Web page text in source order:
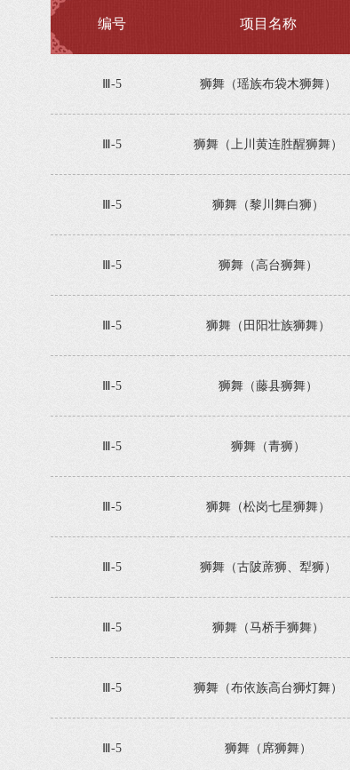
编号 项目名称
Ⅲ-5 狮舞（瑶族布袋木狮舞）
Ⅲ-5 狮舞（上川黄连胜醒狮舞）
Ⅲ-5 狮舞（黎川舞白狮）
Ⅲ-5 狮舞（高台狮舞）
Ⅲ-5 狮舞（田阳壮族狮舞）
Ⅲ-5 狮舞（藤县狮舞）
Ⅲ-5 狮舞（青狮）
Ⅲ-5 狮舞（松岗七星狮舞）
Ⅲ-5 狮舞（古陂蓆狮、犁狮）
Ⅲ-5 狮舞（马桥手狮舞）
Ⅲ-5 狮舞（布依族高台狮灯舞）
Ⅲ-5 狮舞（席狮舞）